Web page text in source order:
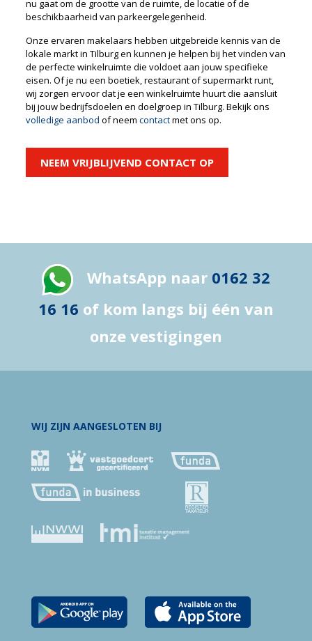
nu gaat om de grootte van de ruimte, de locatie of de
beschikbaarheid van parkeergelegenheid.
Onze ervaren makelaars hebben uitgebreide kennis van de
lokale markt in Tilburg en kunnen je helpen bij het vinden van
de perfecte winkelruimte die voldoet aan jouw specifieke
eisen. Of je nu een boetiek, restaurant of supermarkt runt,
wij zorgen ervoor dat je een winkelruimte huurt die aansluit
bij jouw bedrijfsdoelen en doelgroep in Tilburg. Bekijk ons
volledige aanbod of neem contactmet ons op.
NEEM VRIJBLIJVEND CONTACT OP
WhatsApp naar 0162 32
16 16 of kom langs bij één van
onze vestigingen
WIJ ZIJN AANGESLOTEN BIJ